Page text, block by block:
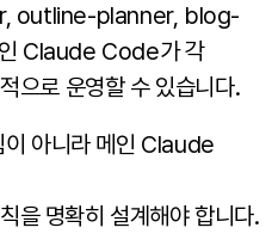
outline-planner, blog-
Claude Code가 각
으로 운영할 수 있습니다.
아니라 메인 Claude
을 명확히 설계해야 합니다.